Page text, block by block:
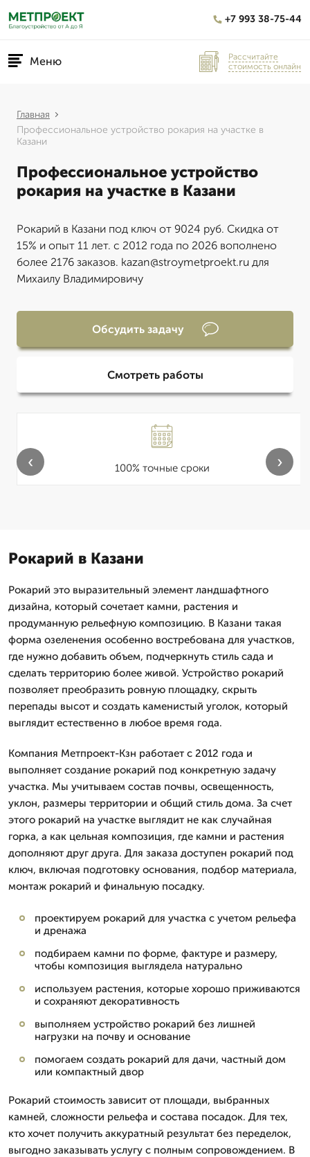
+7 993 38-75-44
Меню
Рассчитайте
стоимость онлайн
Главная
Профессиональное устройство рокария на участке в
Казани
Профессиональное устройство
рокария на участке в Казани
Рокарий в Казани под ключ от 9024 руб. Скидка от
15% и опыт 11 лет. с 2012 года по 2026 вополнено
более 2176 заказов. kazan@stroymetproekt.ru для
Михаилу Владимировичу
Обсудить задачу
Смотреть работы
100% точные сроки
‹ ›
Рокарий в Казани
Рокарий это выразительный элемент ландшафтного
дизайна, который сочетает камни, растения и
продуманную рельефную композицию. В Казани такая
форма озеленения особенно востребована для участков,
где нужно добавить объем, подчеркнуть стиль сада и
сделать территорию более живой. Устройство рокарий
позволяет преобразить ровную площадку, скрыть
перепады высот и создать каменистый уголок, который
выглядит естественно в любое время года.
Компания Метпроект-Кзн работает с 2012 года и
выполняет создание рокарий под конкретную задачу
участка. Мы учитываем состав почвы, освещенность,
уклон, размеры территории и общий стиль дома. За счет
этого рокарий на участке выглядит не как случайная
горка, а как цельная композиция, где камни и растения
дополняют друг друга. Для заказа доступен рокарий под
ключ, включая подготовку основания, подбор материала,
монтаж рокарий и финальную посадку.
проектируем рокарий для участка с учетом рельефа
и дренажа
подбираем камни по форме, фактуре и размеру,
чтобы композиция выглядела натурально
используем растения, которые хорошо приживаются
и сохраняют декоративность
выполняем устройство рокарий без лишней
нагрузки на почву и основание
помогаем создать рокарий для дачи, частный дом
или компактный двор
Рокарий стоимость зависит от площади, выбранных
камней, сложности рельефа и состава посадок. Для тех,
кто хочет получить аккуратный результат без переделок,
выгодно заказывать услугу с полным сопровождением. В